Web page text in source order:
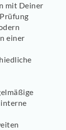
mit Deiner
einer